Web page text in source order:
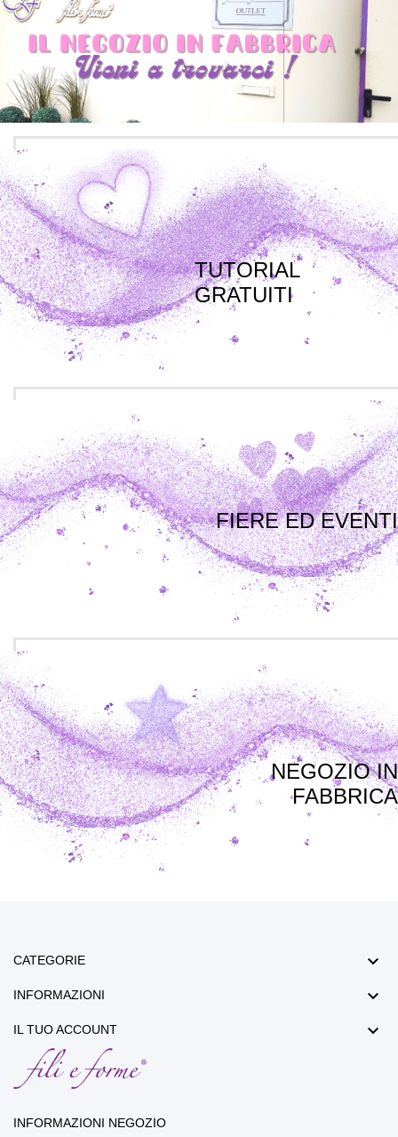
TUTORIAL
GRATUITI
FIERE ED EVENTI
NEGOZIO IN
FABBRICA
CATEGORIE 
INFORMAZIONI 
IL TUO ACCOUNT 
INFORMAZIONI NEGOZIO